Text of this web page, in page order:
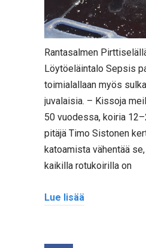
Rantasalmen
Löytöeläintalo Sepsis
toimialallaan myös
juvalaisia. – Kissoja
50 vuodessa, koiria
pitäjä Timo Sistonen
katoamista vähentää
kaikilla rotukoirilla on
Lue lisää